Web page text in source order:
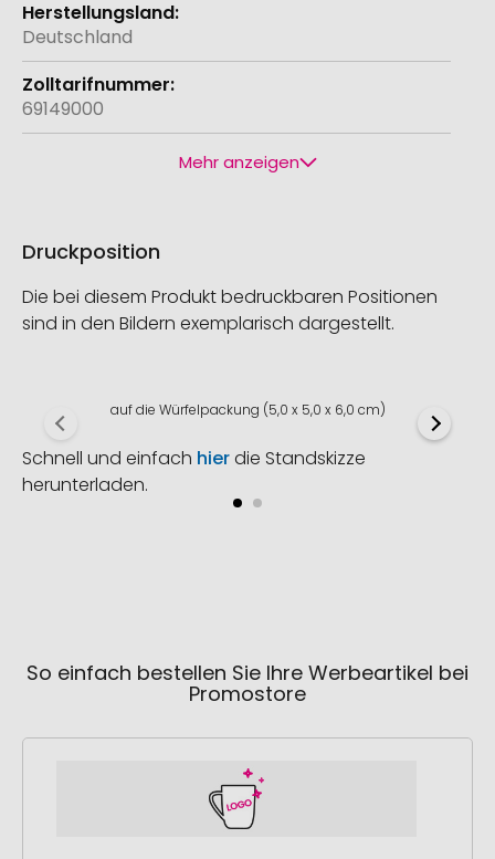
Deutschland
69149000
Mehr anzeigen
Druckposition
Die bei diesem Produkt bedruckbaren Positionen
sind in den Bildern exemplarisch dargestellt.
auf die Würfelpackung (5,0 x 5,0 x 6,0 cm)
Schnell und einfach hierdie Standskizze
herunterladen.
So einfach bestellen Sie Ihre Werbeartikel bei
Promostore